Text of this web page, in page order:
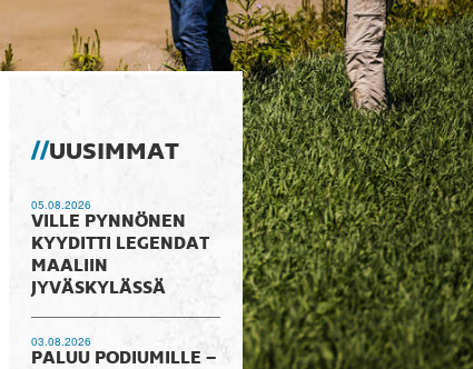
UUSIMMAT
05.08.2026
VILLE PYNNÖNEN
KYYDITTI LEGENDAT
MAALIIN
JYVÄSKYLÄSSÄ
03.08.2026
PALUU PODIUMILLE –